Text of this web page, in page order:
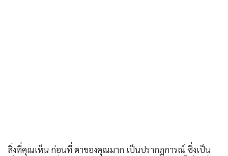
สิ่งที่คุณเห็น ก่อนที่ ตาของคุณมาก เป็นปรากฏการณ์ ซึ่งเป็น